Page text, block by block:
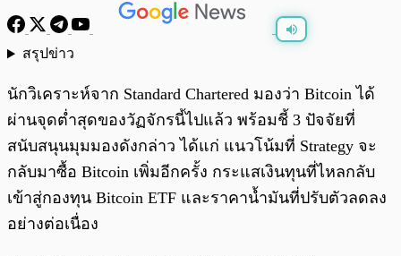
สรุปข่าว
นักวิเคราะห์จาก Standard Chartered มองว่า Bitcoin ได้
ผ่านจุดต่ำสุดของวัฏจักรนี้ไปแล้ว พร้อมชี้ 3 ปัจจัยที่
สนับสนุนมุมมองดังกล่าว ได้แก่ แนวโน้มที่ Strategy จะ
กลับมาซื้อ Bitcoin เพิ่มอีกครั้ง กระแสเงินทุนที่ไหลกลับ
เข้าสู่กองทุน Bitcoin ETF และราคาน้ำมันที่ปรับตัวลดลง
อย่างต่อเนื่อง